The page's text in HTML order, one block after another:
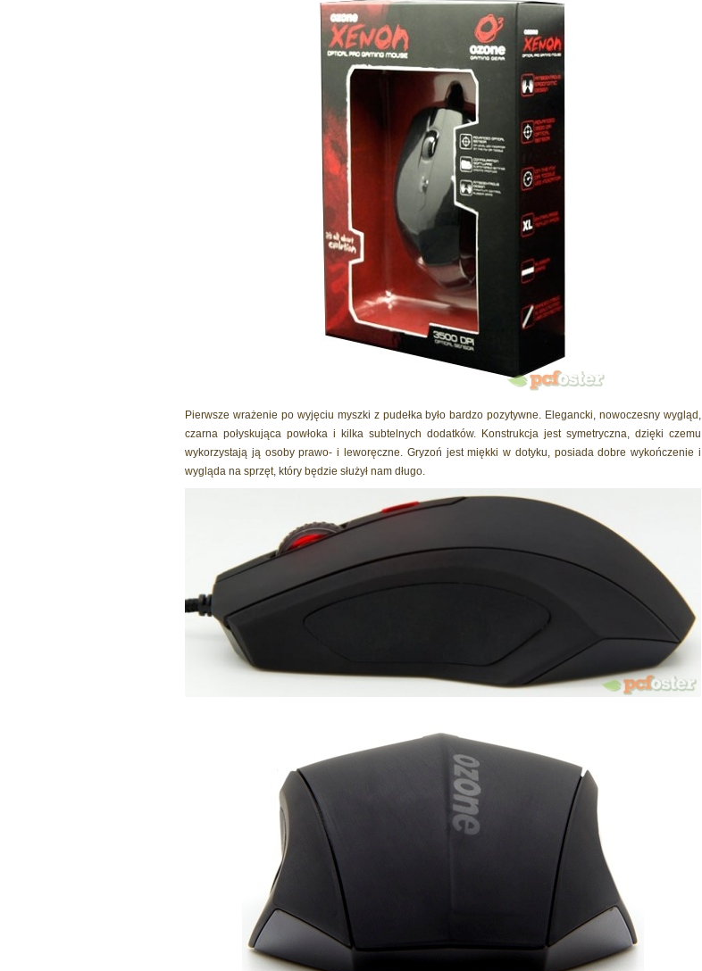
Pierwsze wrażenie po wyjęciu myszki z pudełka było bardzo pozytywne. Elegancki, nowoczesny wygląd,
czarna połyskująca powłoka i kilka subtelnych dodatków. Konstrukcja jest symetryczna, dzięki czemu
wykorzystają ją osoby prawo- i leworęczne. Gryzoń jest miękki w dotyku, posiada dobre wykończenie i
wygląda na sprzęt, który będzie służył nam długo.